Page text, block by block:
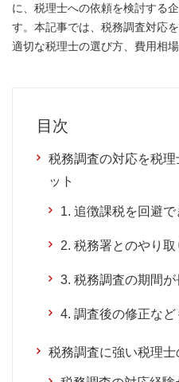
に、税理士への依頼を検討する
す。本記事では、税務調査対応
適切な税理士の選び方、費用相
目次
税務調査の対応を税
ット
1. 追徴課税を回避
2. 税務署とのやり
3. 税務調査の期間
4. 調査後の修正な
税務調査に強い税理士